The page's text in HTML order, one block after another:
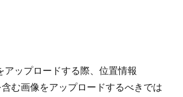
アップロードする際、位置情報
む画像をアップロードするべきでは